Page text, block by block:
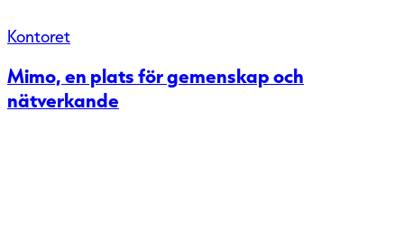
Kontoret
Mimo, en plats för gemenskap och
nätverkande